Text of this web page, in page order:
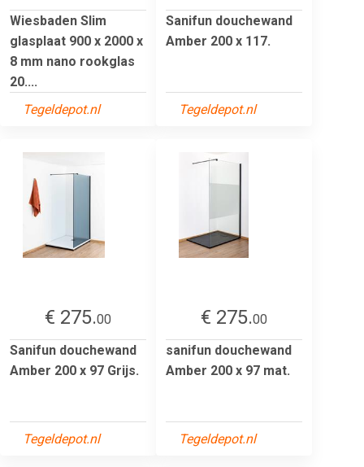
Wiesbaden Slim
glasplaat 900 x 2000 x
8 mm nano rookglas
20....
Tegeldepot.nl
Sanifun douchewand
Amber 200 x 117.
Tegeldepot.nl
€ 275.00
Sanifun douchewand
Amber 200 x 97 Grijs.
Tegeldepot.nl
€ 275.00
sanifun douchewand
Amber 200 x 97 mat.
Tegeldepot.nl